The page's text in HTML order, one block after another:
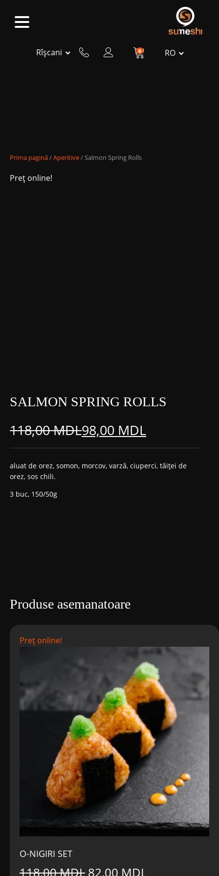
Rîșcani 0 RO
Prima pagină/Aperitive/ Salmon Spring Rolls
Preț online!
SALMON SPRING ROLLS
118,00MDL
Prețul
inițial
a
fost:
98,00 MDL
Prețul
curent
este:
98,00 MDL.
aluat de orez, somon, morcov, varză, ciuperci, tăiței de
orez, sos chili.
3 buc, 150/50g
Produse asemanatoare
Preț online!
O-NIGIRI SET
118,00MDL Prețul
82,00 MDLPrețul